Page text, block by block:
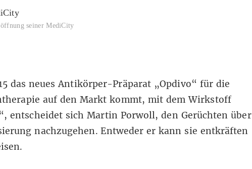
seiner MediCity
das neues Antikörper-Präparat „Opdivo“ für die
auf den Markt kommt, mit dem Wirkstoff
entscheidet sich Martin Porwoll, den Gerüchten über
nachzugehen. Entweder er kann sie entkräften